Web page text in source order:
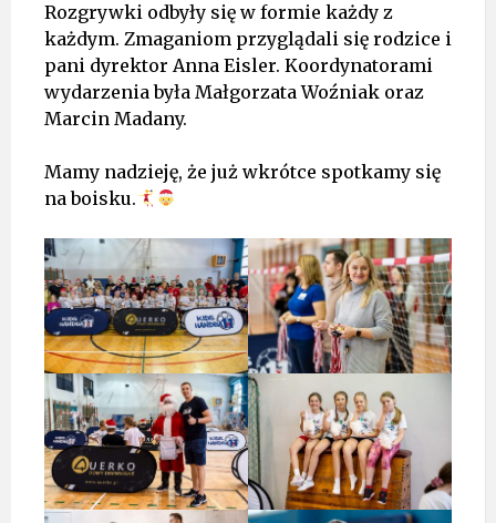
Rozgrywki odbyły się w formie każdy z
każdym. Zmaganiom przyglądali się rodzice i
pani dyrektor Anna Eisler. Koordynatorami
wydarzenia była Małgorzata Woźniak oraz
Marcin Madany.
Mamy nadzieję, że już wkrótce spotkamy się
na boisku.